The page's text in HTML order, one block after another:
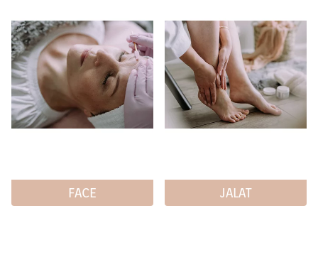
FACE JALAT